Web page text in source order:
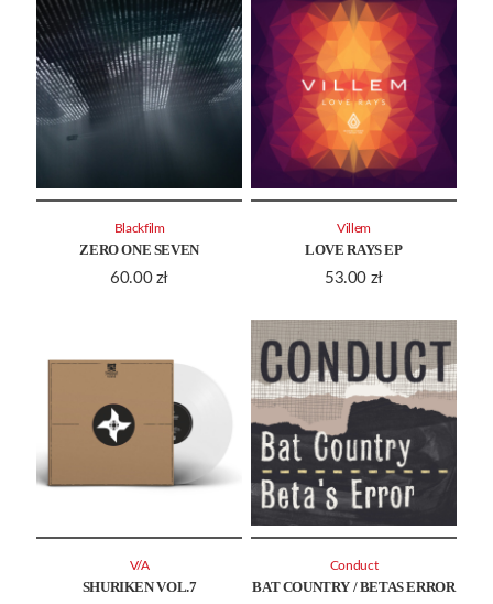
ZERO ONE SEVEN
60.00 zł
Blackfilm
LOVE RAYS EP
53.00 zł
Villem
SHURIKEN VOL.7
V/A
BAT COUNTRY / BETAS ERROR
Conduct